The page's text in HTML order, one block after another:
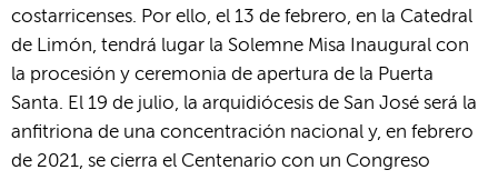
costarricenses. Por ello, el 13 de febrero, en la Catedral
de Limón, tendrá lugar la Solemne Misa Inaugural con
la procesión y ceremonia de apertura de la Puerta
Santa. El 19 de julio, la arquidiócesis de San José será la
anfitriona de una concentración nacional y, en febrero
de 2021, se cierra el Centenario con un Congreso